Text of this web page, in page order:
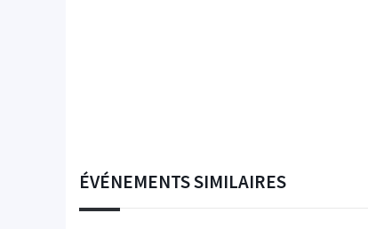
ÉVÉNEMENTS SIMILAIRES